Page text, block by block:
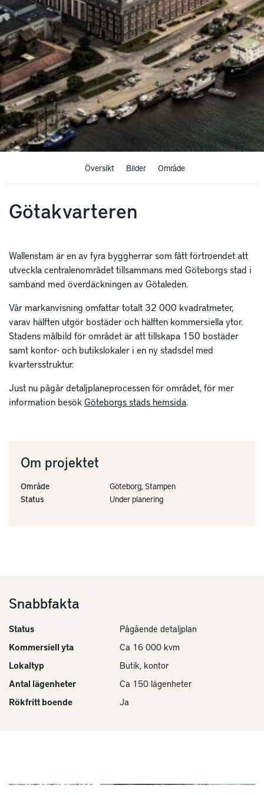
Översikt Bilder Område
Götakvarteren
Wallenstam är en av fyra byggherrar som fått förtroendet att
utveckla centralenområdet tillsammans med Göteborgs stad i
samband med överdäckningen av Götaleden.
Vår markanvisning omfattar totalt 32 000 kvadratmeter,
varav hälften utgör bostäder och hälften kommersiella ytor.
Stadens målbild för området är att tillskapa 150 bostäder
samt kontor- och butikslokaler i en ny stadsdel med
kvartersstruktur.
Just nu pågår detaljplaneprocessen för området, för mer
information besökGöteborgs stads hemsida.
Om projektet
Område
Göteborg, Stampen
Status
Under planering
Snabbfakta
Status
Pågående detaljplan
Kommersiell yta
Ca 16 000 kvm
Lokaltyp
Butik, kontor
Antal lägenheter
Ca 150 lägenheter
Rökfritt boende
Ja